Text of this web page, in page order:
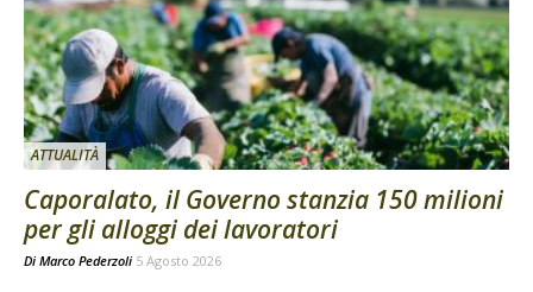
ATTUALITÀ
Caporalato, il Governo stanzia 150 milioni
per gli alloggi dei lavoratori
Di Marco Pederzoli 5 Agosto 2026